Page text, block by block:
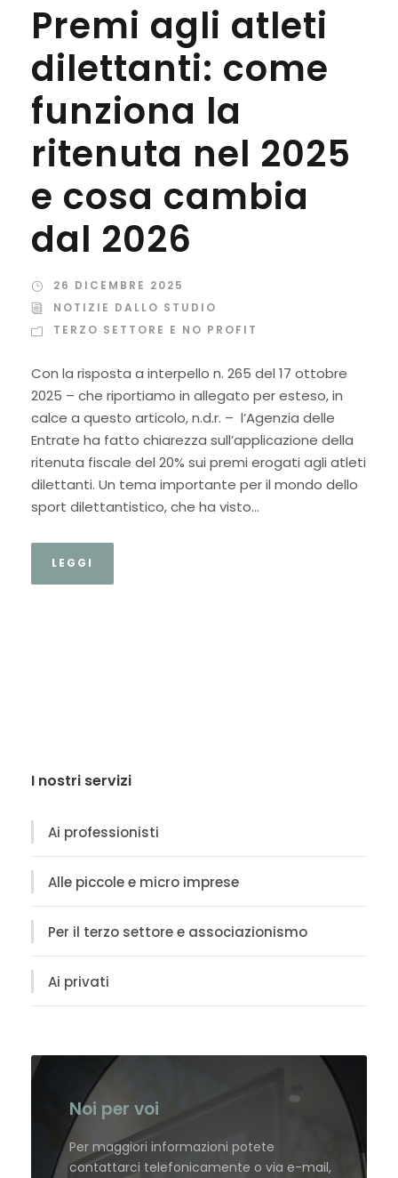
Premi agli atleti
dilettanti: come
funziona la
ritenuta nel 2025
e cosa cambia
dal 2026
26 DICEMBRE 2025
NOTIZIE DALLO STUDIO
TERZO SETTORE E NO PROFIT
Con la risposta a interpello n. 265 del 17 ottobre
2025 – che riportiamo in allegato per esteso, in
calce a questo articolo, n.d.r. – l’Agenzia delle
Entrate ha fatto chiarezza sull’applicazione della
ritenuta fiscale del 20% sui premi erogati agli atleti
dilettanti. Un tema importante per il mondo dello
sport dilettantistico, che ha visto...
LEGGI
I nostri servizi
Ai professionisti
Alle piccole e micro imprese
Per il terzo settore e associazionismo
Ai privati
Noi per voi
Per maggiori informazioni potete
contattarci telefonicamente o via e-mail,